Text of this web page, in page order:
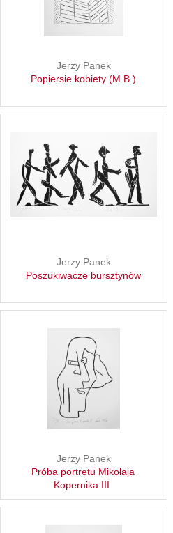
Jerzy Panek
Popiersie kobiety (M.B.)
Jerzy Panek
Poszukiwacze bursztynów
Jerzy Panek
Próba portretu Mikołaja
Kopernika III